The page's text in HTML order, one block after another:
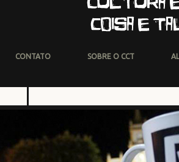
CONTATO SOBRE O CCT